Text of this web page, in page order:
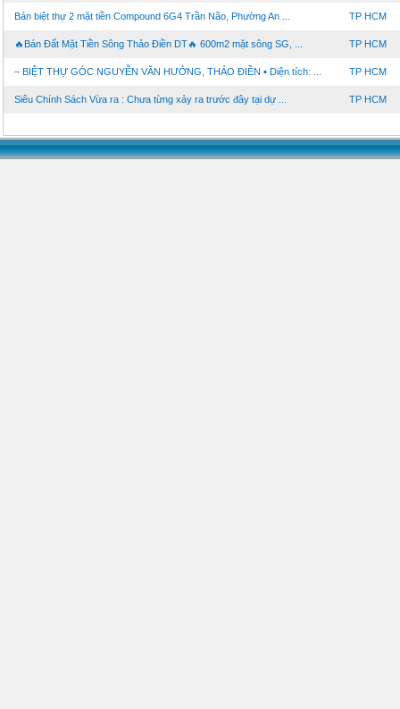
Bán biệt thự 2 mặt tiền Compound 6G4 Trần Não, Phường An ... TP HCM
🔥Bán Đất Mặt Tiền Sông Thảo Điền DT🔥 600m2 mặt sông SG, ... TP HCM
– BIỆT THỰ GÓC NGUYỄN VĂN HƯỞNG, THẢO ĐIỀN ▪️ Diện tích: ... TP HCM
Siêu Chính Sách Vừa ra : Chưa từng xảy ra trước đây tại dự ... TP HCM